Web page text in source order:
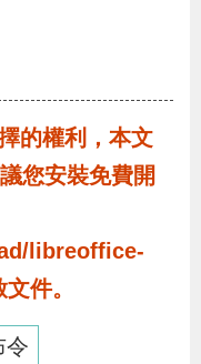
的權利，本文
您安裝免費開
libreoffice-
件。
令